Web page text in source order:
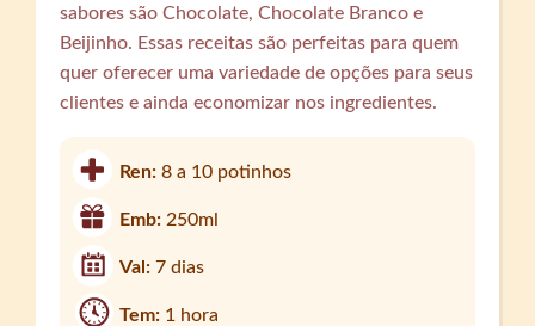
sabores são Chocolate, Chocolate Branco e
Beijinho. Essas receitas são perfeitas para quem
quer oferecer uma variedade de opções para seus
clientes e ainda economizar nos ingredientes.
Ren:8 a 10 potinhos
Emb:250ml
Val:7 dias
Tem: 1 hora